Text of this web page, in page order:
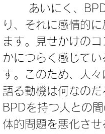
り、それに感情的
ます。見せかけの
かにつらく感じて
す。このため、人
語る動機は何なの
BPDを持つ人との
体的問題を悪化させ